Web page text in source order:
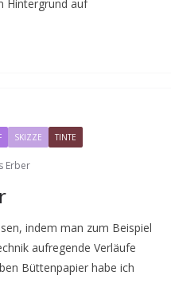
Hintergrund auf
SKIZZE TINTE
Erber
indem man zum Beispiel
aufregende Verläufe
Büttenpapier habe ich